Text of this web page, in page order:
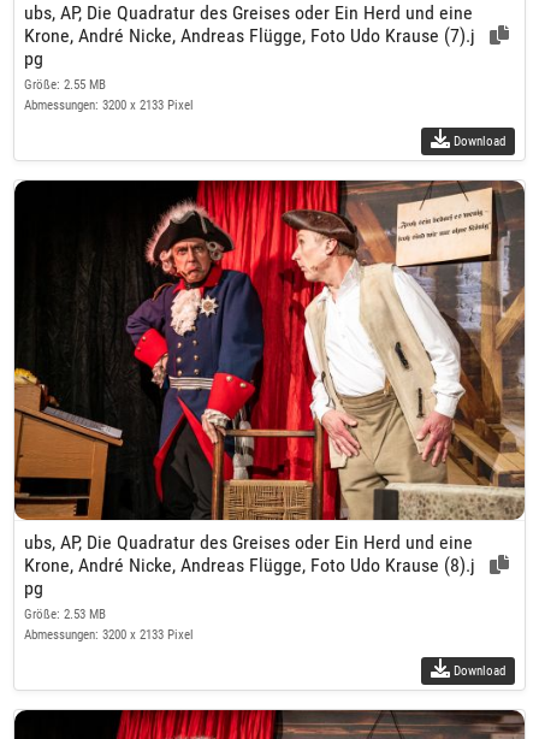
ubs, AP, Die Quadratur des Greises oder Ein Herd und eine
Krone, André Nicke, Andreas Flügge, Foto Udo Krause (7).j
pg
Größe: 2.55 MB
Abmessungen: 3200 x 2133 Pixel
Download
ubs, AP, Die Quadratur des Greises oder Ein Herd und eine
Krone, André Nicke, Andreas Flügge, Foto Udo Krause (8).j
pg
Größe: 2.53 MB
Abmessungen: 3200 x 2133 Pixel
Download